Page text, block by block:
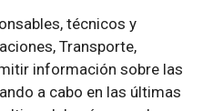
técnicos y
Transporte,
información sobre las
a cabo en las últimas